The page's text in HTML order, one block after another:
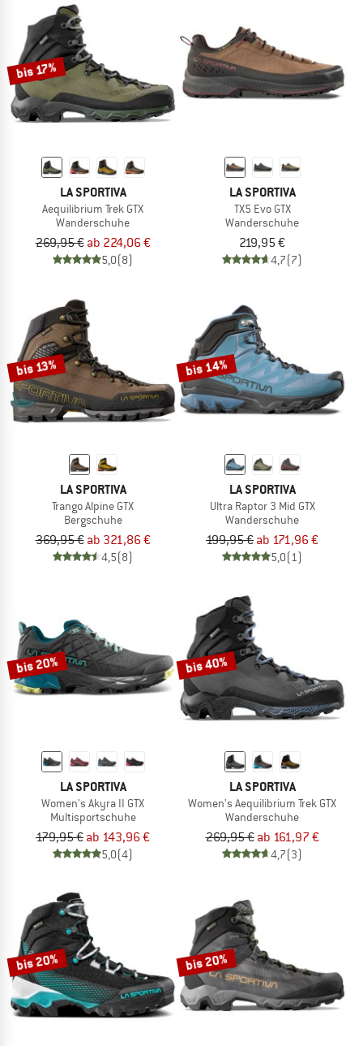
bis 17%
LA SPORTIVA
Aequilibrium Trek GTX
Wanderschuhe
269,95 € ab 224,06 €
5,0(8)
LA SPORTIVA
TX5 Evo GTX
Wanderschuhe
219,95 €
4,7(7)
bis 13%
LA SPORTIVA
Trango Alpine GTX
Bergschuhe
369,95 € ab 321,86 €
4,5(8)
bis 14%
LA SPORTIVA
Ultra Raptor 3 Mid GTX
Wanderschuhe
199,95 € ab 171,96 €
5,0(1)
bis 20%
LA SPORTIVA
Women's Akyra II GTX
Multisportschuhe
179,95 € ab 143,96 €
5,0(4)
bis 40%
LA SPORTIVA
Women's Aequilibrium Trek GTX
Wanderschuhe
269,95 € ab 161,97 €
4,7(3)
bis 20% bis 20%